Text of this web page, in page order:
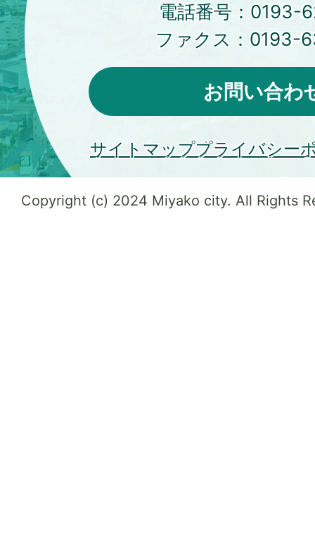
電話番号： 0193-
ファクス： 0193-
お問い合わ
サイトマッププライバシー
Copyright (c) 2024 Miyako city. All Rights